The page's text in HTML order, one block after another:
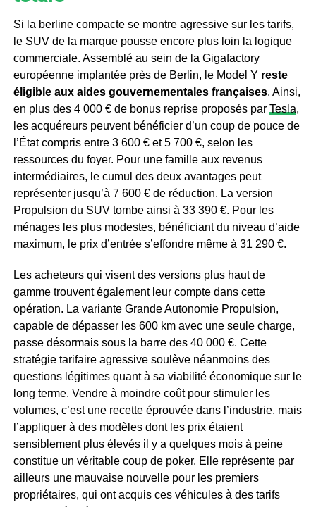
Si la berline compacte se montre agressive sur les tarifs,
le SUV de la marque pousse encore plus loin la logique
commerciale. Assemblé au sein de la Gigafactory
européenne implantée près de Berlin, le Model Y reste
éligible aux aides gouvernementales françaises. Ainsi,
en plus des 4 000 € de bonus reprise proposés par Tesla,
les acquéreurs peuvent bénéficier d’un coup de pouce de
l’État compris entre 3 600 € et 5 700 €, selon les
ressources du foyer. Pour une famille aux revenus
intermédiaires, le cumul des deux avantages peut
représenter jusqu’à 7 600 € de réduction. La version
Propulsion du SUV tombe ainsi à 33 390 €. Pour les
ménages les plus modestes, bénéficiant du niveau d’aide
maximum, le prix d’entrée s’effondre même à 31 290 €.
Les acheteurs qui visent des versions plus haut de
gamme trouvent également leur compte dans cette
opération. La variante Grande Autonomie Propulsion,
capable de dépasser les 600 km avec une seule charge,
passe désormais sous la barre des 40 000 €. Cette
stratégie tarifaire agressive soulève néanmoins des
questions légitimes quant à sa viabilité économique sur le
long terme. Vendre à moindre coût pour stimuler les
volumes, c’est une recette éprouvée dans l’industrie, mais
l’appliquer à des modèles dont les prix étaient
sensiblement plus élevés il y a quelques mois à peine
constitue un véritable coup de poker. Elle représente par
ailleurs une mauvaise nouvelle pour les premiers
propriétaires, qui ont acquis ces véhicules à des tarifs